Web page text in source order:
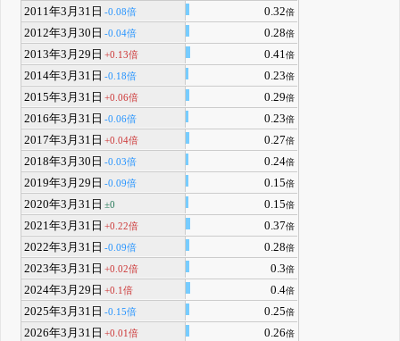
2011年3月31日 -0.08倍 0.32倍
2012年3月30日 -0.04倍 0.28倍
2013年3月29日 +0.13倍 0.41倍
2014年3月31日 -0.18倍 0.23倍
2015年3月31日 +0.06倍 0.29倍
2016年3月31日 -0.06倍 0.23倍
2017年3月31日 +0.04倍 0.27倍
2018年3月30日 -0.03倍 0.24倍
2019年3月29日 -0.09倍 0.15倍
2020年3月31日 ±0 0.15倍
2021年3月31日 +0.22倍 0.37倍
2022年3月31日 -0.09倍 0.28倍
2023年3月31日 +0.02倍 0.3倍
2024年3月29日 +0.1倍 0.4倍
2025年3月31日 -0.15倍 0.25倍
2026年3月31日 +0.01倍 0.26倍